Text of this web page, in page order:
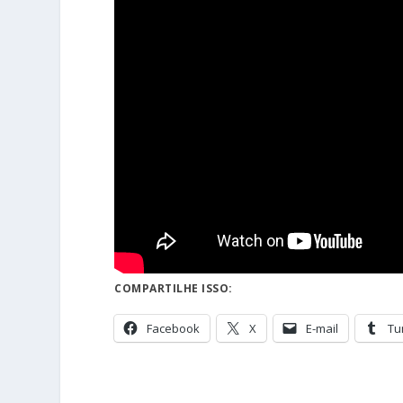
COMPARTILHE ISSO:
Facebook X E-mail